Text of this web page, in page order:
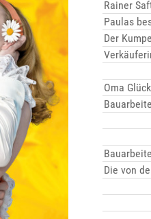
Rainer
Paulas
Der
Oma Glück
Die von